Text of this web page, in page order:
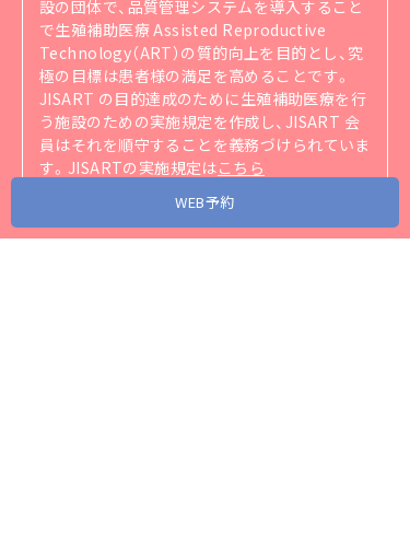
WEB予約
設の団体で、品質管理システムを導入すること
で生殖補助医療 Assisted Reproductive
Technology（ART）の質的向上を目的とし、究
極の目標は患者様の満足を高めることです。
JISART の目的達成のために生殖補助医療を行
う施設のための実施規定を作成し、JISART 会
員はそれを順守することを義務づけられていま
す。 JISARTの実施規定はこちら
をご覧ください。